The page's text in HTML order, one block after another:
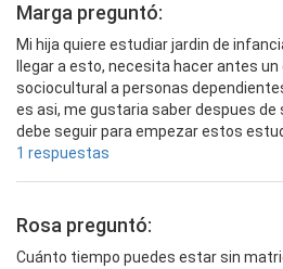
Marga preguntó:
Mi hija quiere estudiar jardin de
llegar a esto, necesita hacer antes
sociocultural a personas
es asi, me gustaria saber despues de
debe seguir para empezar estos
1 respuestas
Rosa preguntó:
Cuánto tiempo puedes estar sin